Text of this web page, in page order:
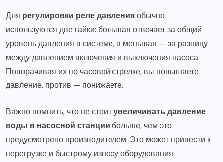
Для регулировки реле давленияобычно
используются две гайки: большая отвечает за общий
уровень давления в системе, а меньшая — за разницу
между давлением включения и выключения насоса.
Поворачивая их по часовой стрелке, вы повышаете
давление, против — понижаете.
Важно помнить, что не стоитувеличивать давление
воды в насосной станции больше, чем это
предусмотрено производителем. Это может привести к
перегрузке и быстрому износу оборудования.